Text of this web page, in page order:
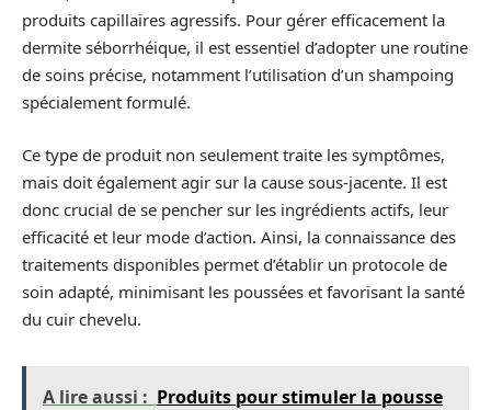
produits capillaires agressifs. Pour gérer efficacement la
dermite séborrhéique, il est essentiel d’adopter une routine
de soins précise, notamment l’utilisation d’un shampoing
spécialement formulé.
Ce type de produit non seulement traite les symptômes,
mais doit également agir sur la cause sous-jacente. Il est
donc crucial de se pencher sur les ingrédients actifs, leur
efficacité et leur mode d’action. Ainsi, la connaissance des
traitements disponibles permet d’établir un protocole de
soin adapté, minimisant les poussées et favorisant la santé
du cuir chevelu.
A lire aussi : Produits pour stimuler la pousse